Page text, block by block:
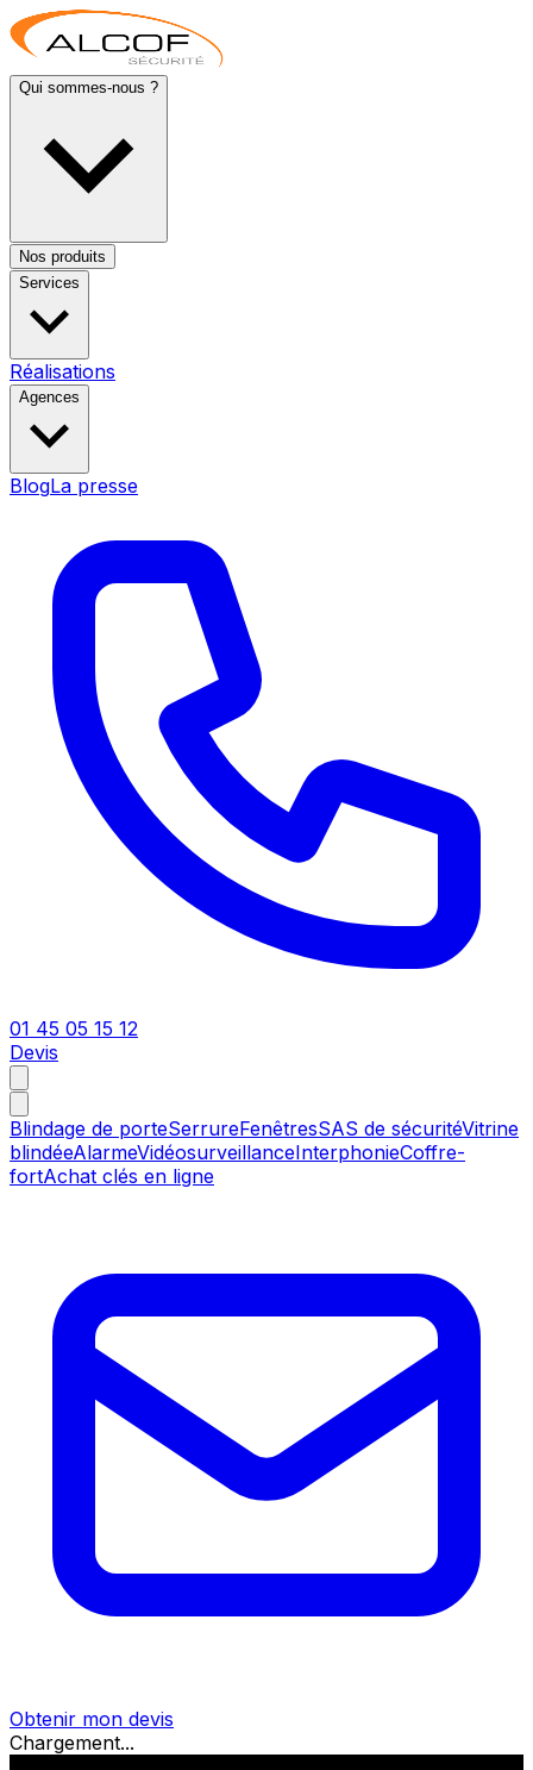
Qui sommes-nous ?
Nos produits
Services
Réalisations
Agences
BlogLa presse
01 45 05 15 12
Devis
Blindage de porteSerrureFenêtresSAS de sécuritéVitrine
blindéeAlarmeVidéosurveillanceInterphonieCoffre-
fortAchat clés en ligne
Obtenir mon devis
Chargement...